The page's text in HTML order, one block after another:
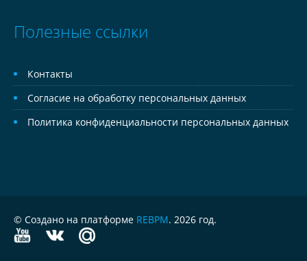
Полезные ссылки
Контакты
Согласие на обработку персональных данных
Политика конфиденциальности персональных данных
© Создано на платформе REBPM. 2026 год.